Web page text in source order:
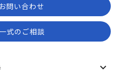
問い合わせ
式のご相談